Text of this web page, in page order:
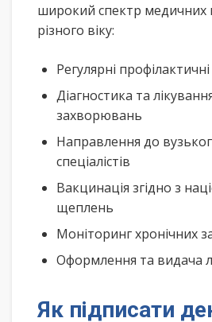
широкий спектр медичних
різного віку:
Регулярні
Діагностика та
захворювань
Направлення до
спеціалістів
Вакцинація згідно з
щеплень
Моніторинг хронічних
Оформлення та видача
Як підписати